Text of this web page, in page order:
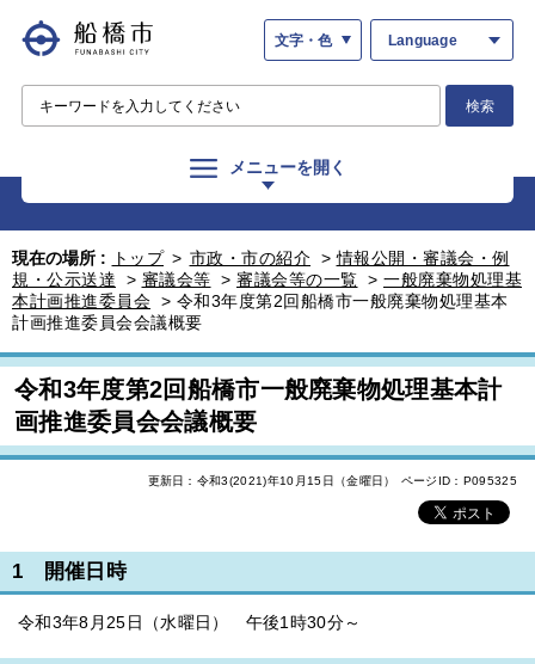
文字・色 Language
検索
メニューを開く
現在の場所 : トップ > 市政・市の紹介 >情報公開・審議会・例
規・公示送達
> 審議会等 > 審議会等の一覧 > 一般廃棄物処理基
本計画推進委員会 > 令和3年度第2回船橋市一般廃棄物処理基本
計画推進委員会会議概要
令和3年度第2回船橋市一般廃棄物処理基本計
画推進委員会会議概要
更新日：令和3(2021)年10月15日（金曜日） ページID：P095325
1 開催日時
令和3年8月25日（水曜日） 午後1時30分～